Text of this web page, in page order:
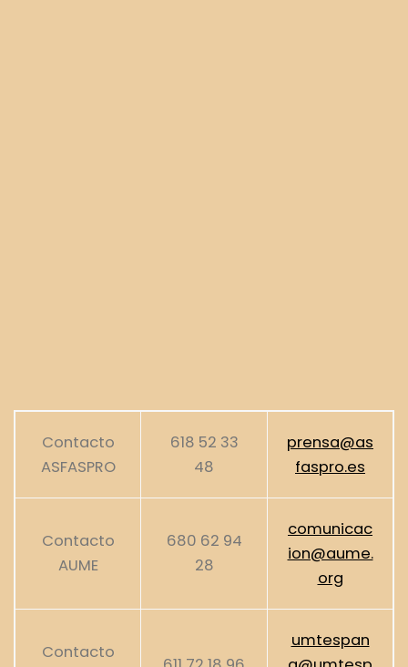
Contacto
ASFASPRO
618 52 33
48
prensa@as
faspro.es
Contacto
AUME
680 62 94
28
comunicac
ion@aume.
org
Contacto
umtespan